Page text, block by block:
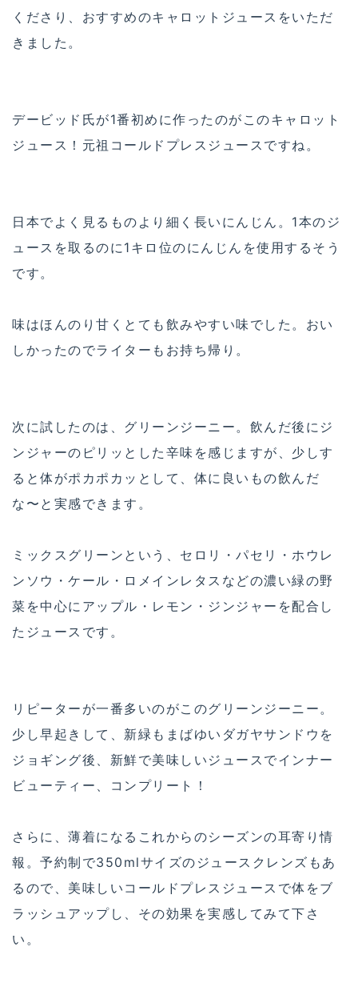
くださり、おすすめのキャロットジュースをいただ
きました。
デービッド氏が1番初めに作ったのがこのキャロット
ジュース！元祖コールドプレスジュースですね。
日本でよく見るものより細く長いにんじん。1本のジ
ュースを取るのに1キロ位のにんじんを使用するそう
です。
味はほんのり甘くとても飲みやすい味でした。おい
しかったのでライターもお持ち帰り。
次に試したのは、グリーンジーニー。飲んだ後にジ
ンジャーのピリッとした辛味を感じますが、少しす
ると体がポカポカッとして、体に良いもの飲んだ
な〜と実感できます。
ミックスグリーンという、セロリ・パセリ・ホウレ
ンソウ・ケール・ロメインレタスなどの濃い緑の野
菜を中心にアップル・レモン・ジンジャーを配合し
たジュースです。
リピーターが一番多いのがこのグリーンジーニー。
少し早起きして、新緑もまばゆいダガヤサンドウを
ジョギング後、新鮮で美味しいジュースでインナー
ビューティー、コンプリート！
さらに、薄着になるこれからのシーズンの耳寄り情
報。予約制で350mlサイズのジュースクレンズもあ
るので、美味しいコールドプレスジュースで体をブ
ラッシュアップし、その効果を実感してみて下さ
い。